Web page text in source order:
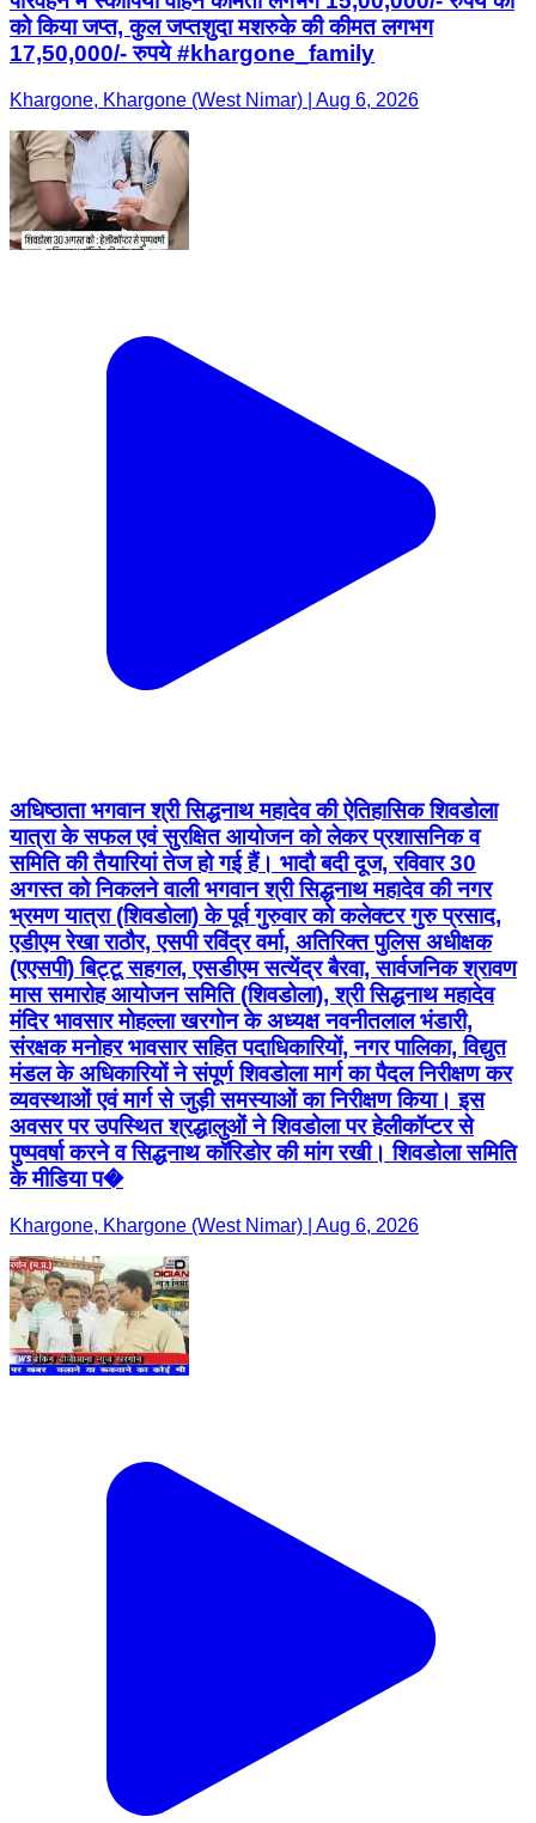
को किया जप्त, कुल जप्तशुदा मशरुके की कीमत लगभग
17,50,000/- रुपये #khargone_family
Khargone, Khargone (West Nimar) | Aug 6, 2026
अधिष्ठाता भगवान श्री सिद्धनाथ महादेव की ऐतिहासिक शिवडोला
यात्रा के सफल एवं सुरक्षित आयोजन को लेकर प्रशासनिक व
समिति की तैयारियां तेज हो गई हैं। भादौ बदी दूज, रविवार 30
अगस्त को निकलने वाली भगवान श्री सिद्धनाथ महादेव की नगर
भ्रमण यात्रा (शिवडोला) के पूर्व गुरुवार को कलेक्टर गुरु प्रसाद,
एडीएम रेखा राठौर, एसपी रविंद्र वर्मा, अतिरिक्त पुलिस अधीक्षक
(एएसपी) बिट्टू सहगल, एसडीएम सत्येंद्र बैरवा, सार्वजनिक श्रावण
मास समारोह आयोजन समिति (शिवडोला), श्री सिद्धनाथ महादेव
मंदिर भावसार मोहल्ला खरगोन के अध्यक्ष नवनीतलाल भंडारी,
संरक्षक मनोहर भावसार सहित पदाधिकारियों, नगर पालिका, विद्युत
मंडल के अधिकारियों ने संपूर्ण शिवडोला मार्ग का पैदल निरीक्षण कर
व्यवस्थाओं एवं मार्ग से जुड़ी समस्याओं का निरीक्षण किया। इस
अवसर पर उपस्थित श्रद्धालुओं ने शिवडोला पर हेलीकॉप्टर से
पुष्पवर्षा करने व सिद्धनाथ कॉरिडोर की मांग रखी। शिवडोला समिति
के मीडिया प�
Khargone, Khargone (West Nimar) | Aug 6, 2026